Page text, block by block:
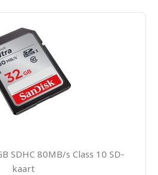
SDHC 80MB/s Class 10 SD-
kaart